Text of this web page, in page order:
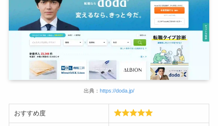
出典： https://doda.jp/
おすすめ度